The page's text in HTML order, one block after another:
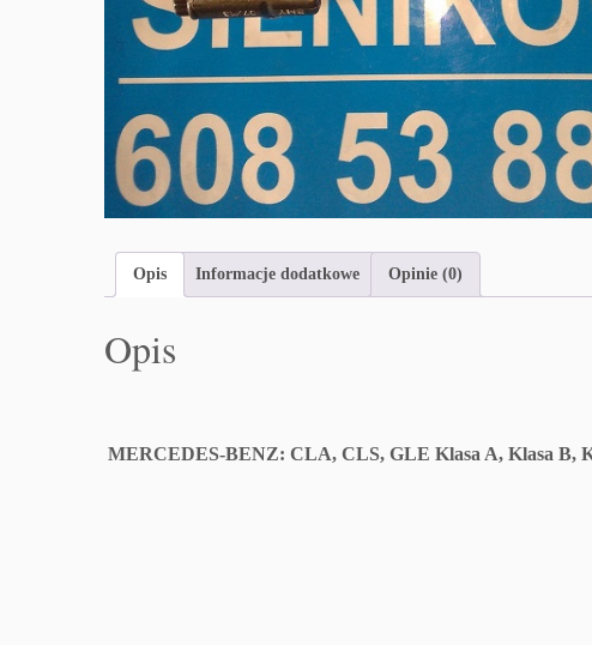
Opis Informacje dodatkowe Opinie (0)
Opis
MERCEDES-BENZ: CLA, CLS, GLE Klasa A, Klasa B,